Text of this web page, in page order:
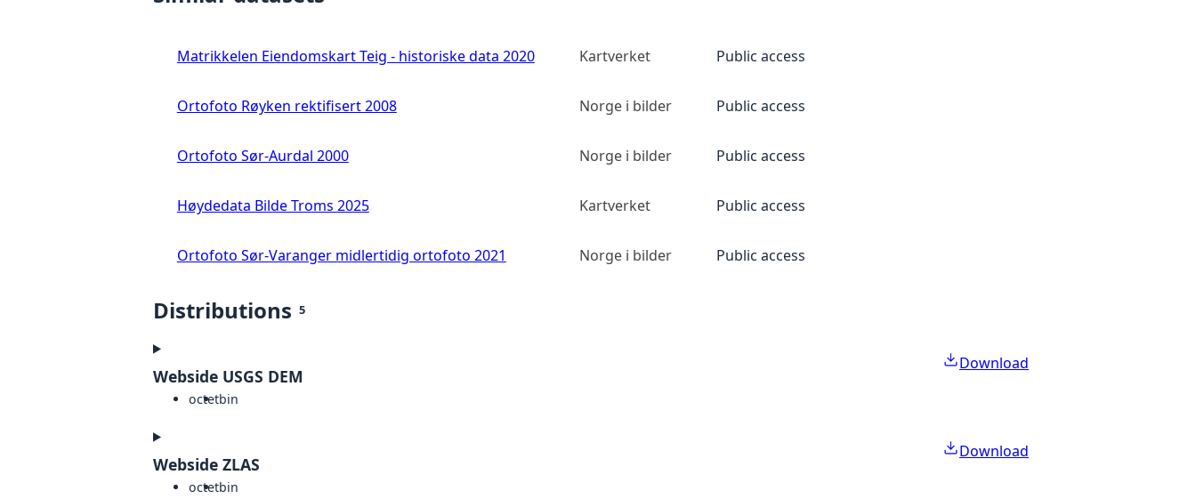
Matrikkelen Eiendomskart Teig - historiske data 2020 Kartverket Public access
Ortofoto Røyken rektifisert 2008 Norge i bilder Public access
Ortofoto Sør-Aurdal 2000 Norge i bilder Public access
Høydedata Bilde Troms 2025 Kartverket Public access
Ortofoto Sør-Varanger midlertidig ortofoto 2021 Norge i bilder Public access
Distributions 5
Webside USGS DEM
octetbin
Download
Webside ZLAS
octetbin
Download